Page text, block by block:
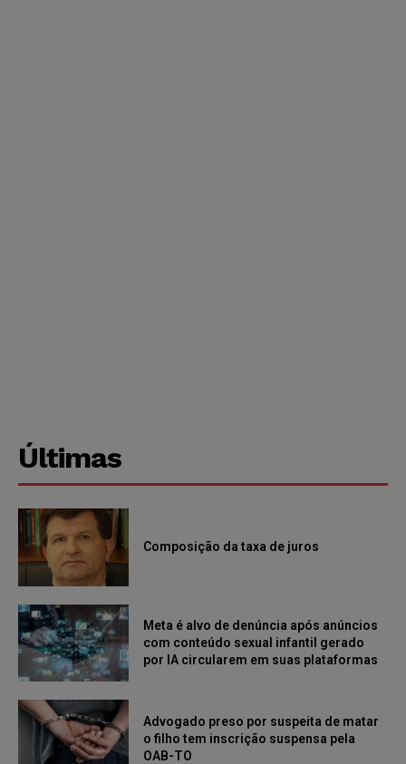
Últimas
Composição da taxa de juros
Meta é alvo de denúncia após anúncios
com conteúdo sexual infantil gerado
por IA circularem em suas plataformas
Advogado preso por suspeita de matar
o filho tem inscrição suspensa pela
OAB-TO